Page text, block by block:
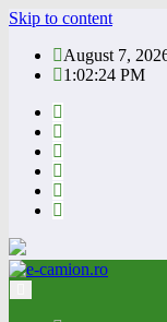
Skip to content
August 7,
1:02:25 PM